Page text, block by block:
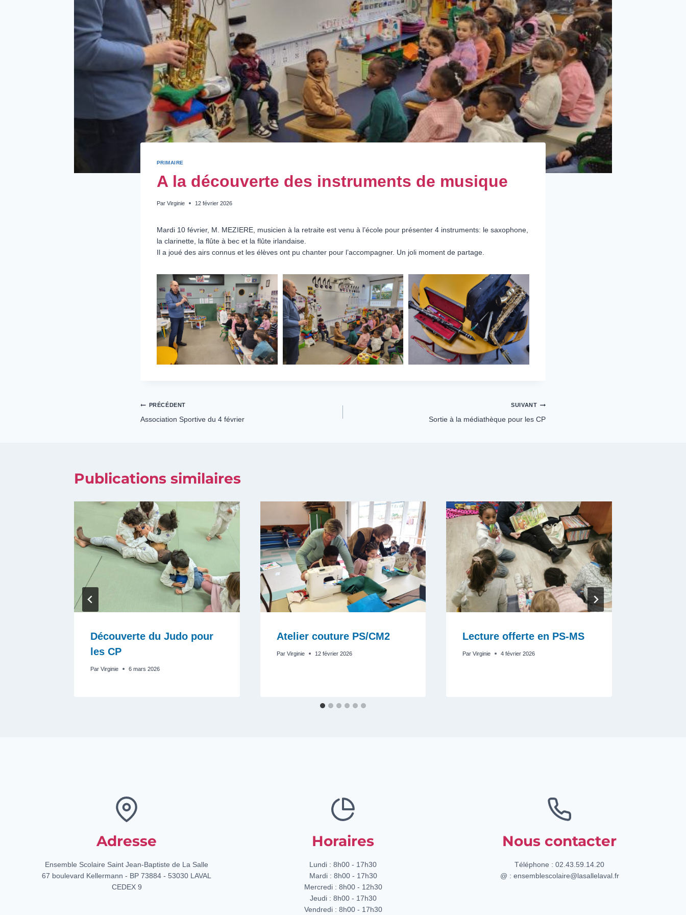
PRIMAIRE
A la découverte des instruments de musique
Par Virginie 12 février 2026
Mardi 10 février, M. MEZIERE, musicien à la retraite est venu à l’école pour présenter 4 instruments: le saxophone,
la clarinette, la flûte à bec et la flûte irlandaise.
Il a joué des airs connus et les élèves ont pu chanter pour l’accompagner. Un joli moment de partage.
Navigation
PRÉCÉDENT
Association Sportive du 4 février
SUIVANT
Sortie à la médiathèque pour les CP
Publications similaires
Découverte du Judo pour
les CP
Par Virginie 6 mars 2026
Atelier couture PS/CM2
Par Virginie 12 février 2026
Lecture offerte en PS-MS
Par Virginie 4 février 2026
Adresse
Ensemble Scolaire Saint Jean-Baptiste de La Salle
67 boulevard Kellermann - BP 73884 - 53030 LAVAL
CEDEX 9
Horaires
Lundi : 8h00 - 17h30
Mardi : 8h00 - 17h30
Mercredi : 8h00 - 12h30
Jeudi : 8h00 - 17h30
Vendredi : 8h00 - 17h30
Nous contacter
Téléphone : 02.43.59.14.20
@ : ensemblescolaire@lasallelaval.fr